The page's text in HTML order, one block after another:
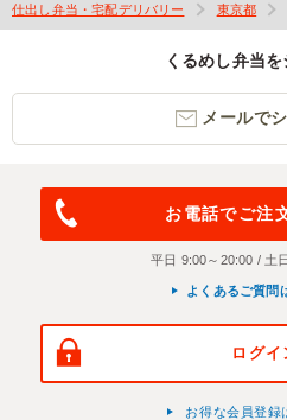
仕出し弁当・宅配デリバリー 東京都
くるめし弁当
メールで
お電話でご注
平日 9:00～20:00 / 土
よくあるご質問
ログイ
お得な会員登録